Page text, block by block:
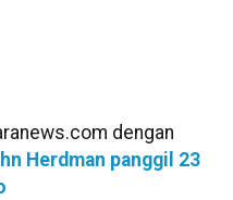
dengan
Herdman panggil 23